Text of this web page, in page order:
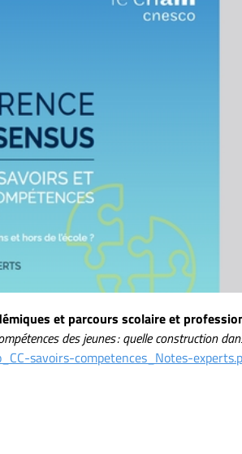
et parcours scolaire et
des jeunes : quelle construction
savoirs-competences_Notes-